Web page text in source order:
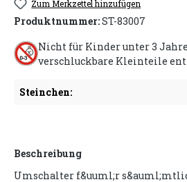
Zum Merkzettel hinzufügen
Produktnummer:ST-83007
Nicht für Kinder unter 3
verschluckbare Kleinteile
Steinchen:
Beschreibung
Umschalter f&uuml;r